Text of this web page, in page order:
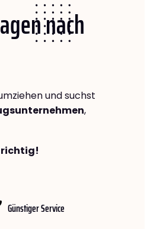
nach
und suchst
,
richtig!
Günstiger Service